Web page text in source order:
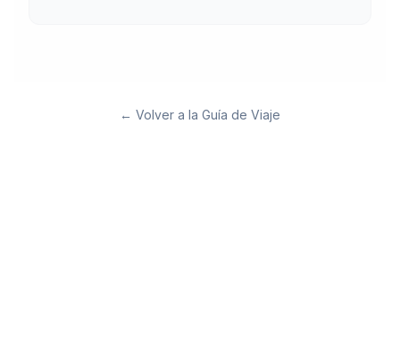
← Volver a la Guía de Viaje